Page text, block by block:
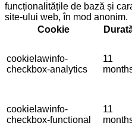
funcționalitățile de bază și
site-ului web, în mod anonim.
Cookie
cookielawinfo-
checkbox-analytics
11
cookielawinfo-
checkbox-functional
11